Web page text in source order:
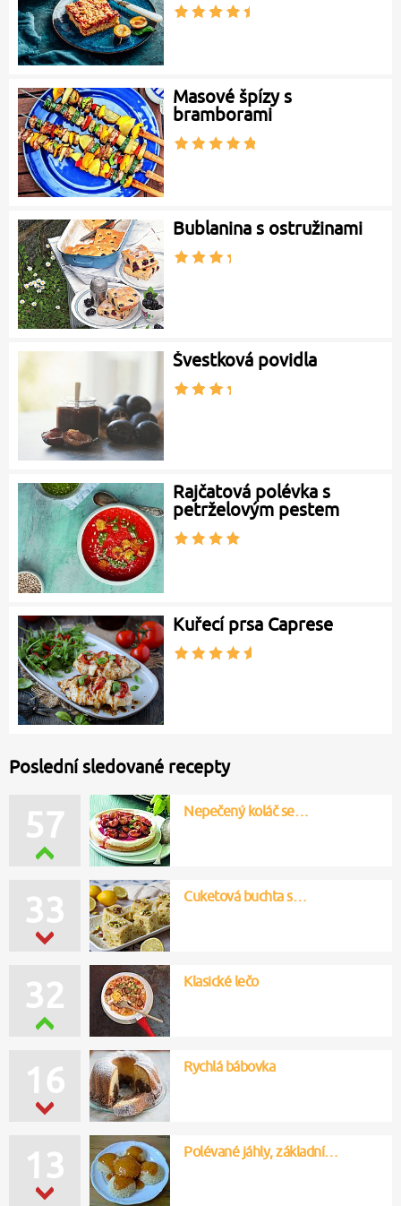
Masové špízy s
bramborami
Bublanina s ostružinami
Švestková povidla
Rajčatová polévka s
petrželovým pestem
Kuřecí prsa Caprese
Poslední sledované recepty
57 Nepečený koláč se…
33 Cuketová buchta s…
32 Klasické lečo
16 Rychlá bábovka
13 Polévané jáhly, základní…